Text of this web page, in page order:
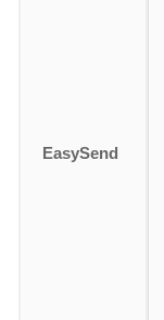
EasySend